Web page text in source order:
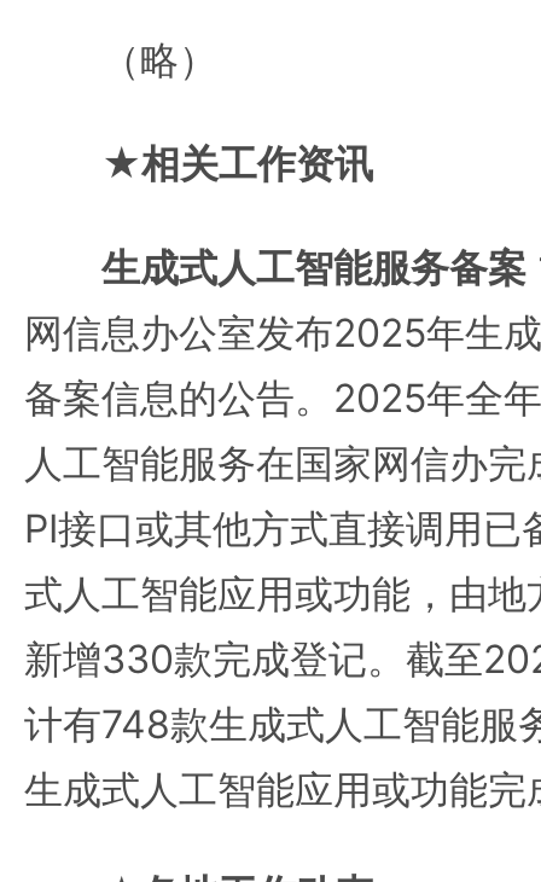
（略）
★相关工作资讯
生成式人工智能服务备案
网信息办公室发布2025年生
备案信息的公告。2025年全
人工智能服务在国家网信办
PI接口或其他方式直接调用已
式人工智能应用或功能，由
新增330款完成登记。截至
计有748款生成式人工智能服
生成式人工智能应用或功能完